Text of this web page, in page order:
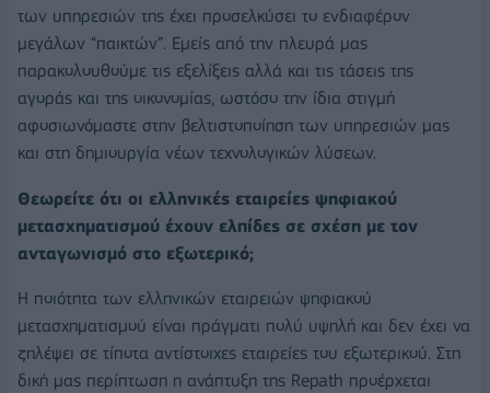
των υπηρεσιών της έχει προσελκύσει το ενδιαφέρον
μεγάλων “παικτών”. Εμείς από την πλευρά μας
παρακολουθούμε τις εξελίξεις αλλά και τις τάσεις της
αγοράς και της οικονομίας, ωστόσο την ίδια στιγμή
αφοσιωνόμαστε στην βελτιστοποίηση των υπηρεσιών μας
και στη δημιουργία νέων τεχνολογικών λύσεων.
Θεωρείτε ότι οι ελληνικές εταιρείες ψηφιακού
μετασχηματισμού έχουν ελπίδες σε σχέση με τον
ανταγωνισμό στο εξωτερικό;
Η ποιότητα των ελληνικών εταιρειών ψηφιακού
μετασχηματισμού είναι πράγματι πολύ υψηλή και δεν έχει να
ζηλέψει σε τίποτα αντίστοιχες εταιρείες του εξωτερικού. Στη
δική μας περίπτωση η ανάπτυξη της Repath προέρχεται